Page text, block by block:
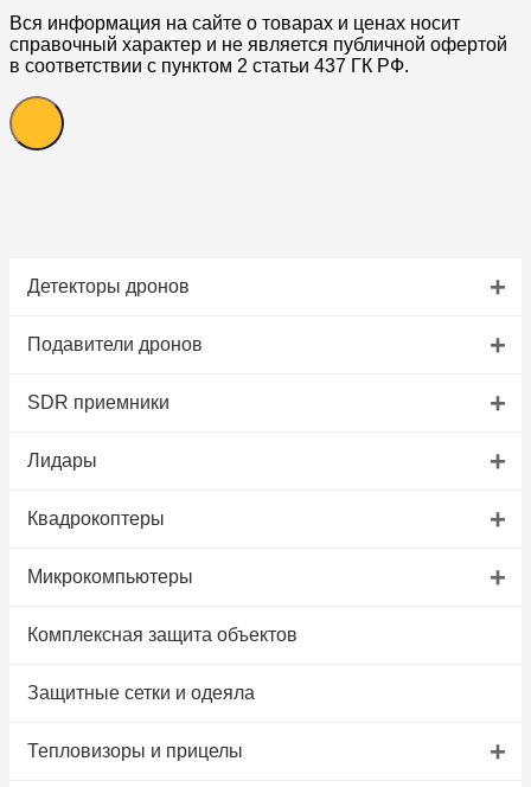
Вся информация на сайте о товарах и ценах носит
справочный характер и не является публичной офертой
в соответствии с пунктом 2 статьи 437 ГК РФ.
Детекторы дронов +
Подавители дронов +
SDR приемники +
Лидары +
Квадрокоптеры +
Микрокомпьютеры +
Комплексная защита объектов
Защитные сетки и одеяла
Тепловизоры и прицелы +